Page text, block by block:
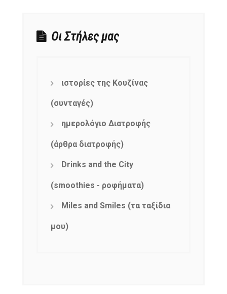
Οι Στήλες μας
ιστορίες της Κουζίνας
(συνταγές)
ημερολόγιο Διατροφής
(άρθρα διατροφής)
Drinks and the City
(smoothies - ροφήματα)
Miles and Smiles (τα ταξίδια
μου)